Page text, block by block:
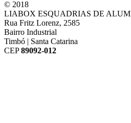
© 2018
LIABOX ESQUADRIAS DE
Rua Fritz Lorenz, 2585
Bairro Industrial
Timbó | Santa Catarina
CEP89092-012